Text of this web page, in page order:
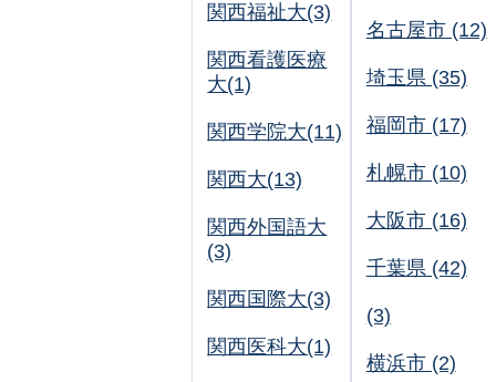
関西福祉大(3)
関西看護医療
大(1)
関西学院大(11)
関西大(13)
関西外国語大
(3)
関西国際大(3)
関西医科大(1)
名古屋市 (12)
埼玉県 (35)
福岡市 (17)
札幌市 (10)
大阪市 (16)
千葉県 (42)
(3)
横浜市 (2)